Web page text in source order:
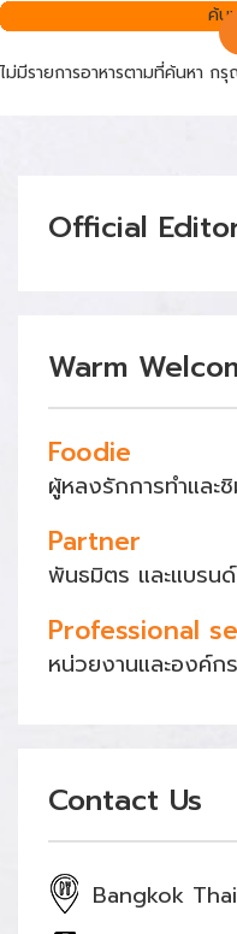
ไม่มีรายการอาหารตามที่ค้นหา ก
ค้น
Official
Warm
Foodie
ผู้หลงรักการทำและ
Partner
พันธมิตร และแบรน
Professional
หน่วยงานและองค์กร
Contact Us
Bangkok